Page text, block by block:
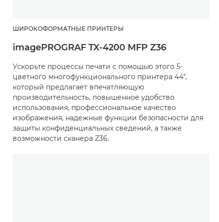
ШИРОКОФОРМАТНЫЕ ПРИНТЕРЫ
imagePROGRAF TX-4200 MFP Z36
Ускорьте процессы печати с помощью этого 5-
цветного многофункционального принтера 44",
который предлагает впечатляющую
производительность, повышенное удобство
использования, профессиональное качество
изображения, надежные функции безопасности для
защиты конфиденциальных сведений, а также
возможности сканера Z36.